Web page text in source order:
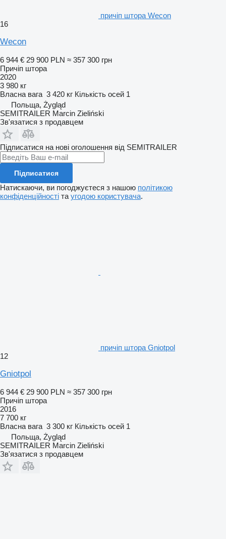
причіп штора Wecon
16
Wecon
6 944 € 29 900 PLN ≈ 357 300 грн
Причіп штора
2020
3 980 кг
Власна вага 3 420 кг Кількість осей 1
Польща, Żygląd
SEMITRAILER Marcin Zieliński
Зв'язатися з продавцем
Підписатися на нові оголошення від SEMITRAILER
Підписатися
Натискаючи, ви погоджуєтеся з нашою політикою
конфіденційності та угодою користувача.
причіп штора Gniotpol
12
Gniotpol
6 944 € 29 900 PLN ≈ 357 300 грн
Причіп штора
2016
7 700 кг
Власна вага 3 300 кг Кількість осей 1
Польща, Żygląd
SEMITRAILER Marcin Zieliński
Зв'язатися з продавцем